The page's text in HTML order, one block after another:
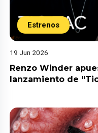
Estrenos
19 Jun 2026
Renzo Winder
lanzamiento de